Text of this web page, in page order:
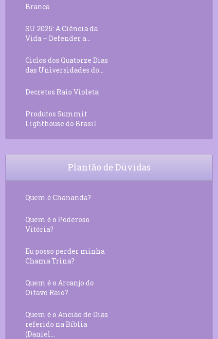
Branca
SU 2025: A Ciência da
Vida – Defender a...
Ciclos dos Quatorze Dias
das Universidades do...
Decretos Raio Violeta
Produtos Summit
Lighthouse do Brasil
Plantão de Dúvidas
Quem é Chananda?
Quem é o Poderoso
Vitória?
Eu posso perder minha
Chama Trina?
Quem é o Arcanjo do
Oitavo Raio?
Quem é o Ancião de Dias
referido na Bíblia
(Daniel...